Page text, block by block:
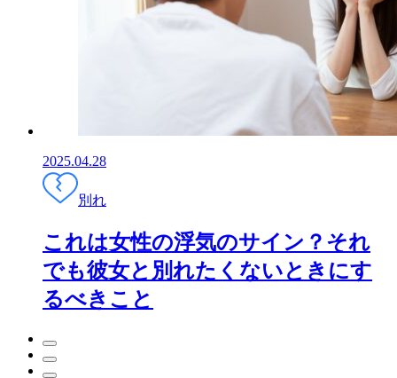
2025.04.28
別れ
これは女性の浮気のサイン？それ
でも彼女と別れたくないときにす
るべきこと